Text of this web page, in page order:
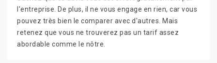
l'entreprise. De plus, il ne vous engage en rien, car vous
pouvez très bien le comparer avec d'autres. Mais
retenez que vous ne trouverez pas un tarif assez
abordable comme le nôtre.